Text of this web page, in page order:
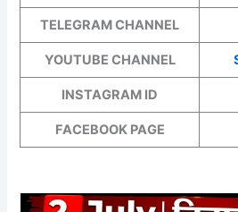
TELEGRAM CHANNEL
YOUTUBE CHANNEL
INSTAGRAM ID
FACEBOOK PAGE